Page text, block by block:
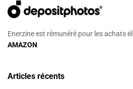
Enerzine est rémunéré pour les achats
AMAZON
Articles récents